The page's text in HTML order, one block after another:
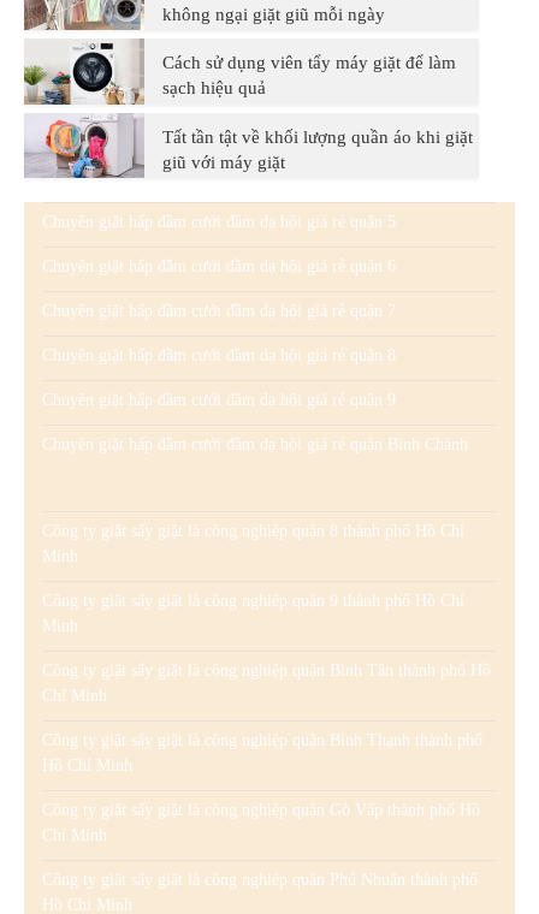
không ngại giặt giũ mỗi ngày
Cách sử dụng viên tẩy máy giặt để làm
sạch hiệu quả
Tất tần tật về khối lượng quần áo khi giặt
giũ với máy giặt
Chuyên giặt hấp đầm cưới đầm dạ hội giá rẻ quận 5
Chuyên giặt hấp đầm cưới đầm dạ hội giá rẻ quận 6
Chuyên giặt hấp đầm cưới đầm dạ hội giá rẻ quận 7
Chuyên giặt hấp đầm cưới đầm dạ hội giá rẻ quận 8
Chuyên giặt hấp đầm cưới đầm dạ hội giá rẻ quận 9
Chuyên giặt hấp đầm cưới đầm dạ hội giá rẻ quận Bình Chánh
Công ty giặt sấy giặt là công nghiệp quận 8 thành phố Hồ Chí
Minh
Công ty giặt sấy giặt là công nghiệp quận 9 thành phố Hồ Chí
Minh
Công ty giặt sấy giặt là công nghiệp quận Bình Tân thành phố Hồ
Chí Minh
Công ty giặt sấy giặt là công nghiệp quận Bình Thạnh thành phố
Hồ Chí Minh
Công ty giặt sấy giặt là công nghiệp quận Gò Vấp thành phố Hồ
Chí Minh
Công ty giặt sấy giặt là công nghiệp quận Phú Nhuận thành phố
Hồ Chí Minh